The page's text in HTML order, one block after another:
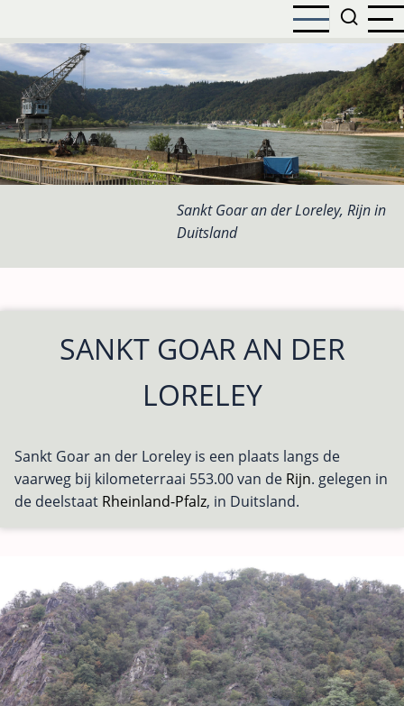
naar
de
inhoud
gaan
Sankt Goar an der Loreley, Rijn in
Duitsland
SANKT GOAR AN DER
LORELEY
Sankt Goar an der Loreley is een plaats langs de
vaarweg bij kilometerraai 553.00 van de Rijn. gelegen in
de deelstaat Rheinland-Pfalz, in Duitsland.